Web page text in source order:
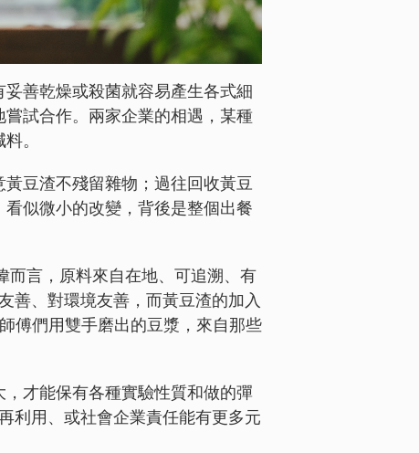
善乾燥或殺菌就容易產生各式細
試合作。兩家企業的相遇，某種
。
豆渣不殘留雜物；過往回收黃豆
似微小的改變，背後是整個出餐
而言，原料來自在地、可追溯、有
善、對環境友善，而黃豆渣的加入
傅們用雙手磨出的豆漿，來自那些
才能保有各種實驗性質和做的彈
利用、或社會企業責任能有更多元